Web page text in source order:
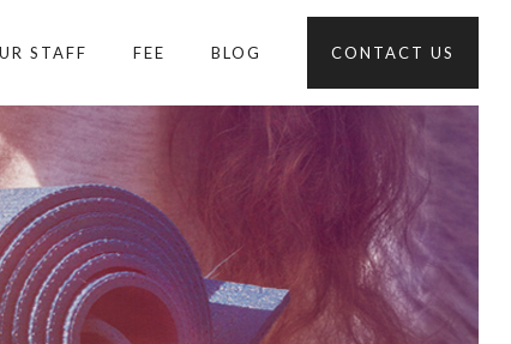
STAFF FEE BLOG CONTACT US